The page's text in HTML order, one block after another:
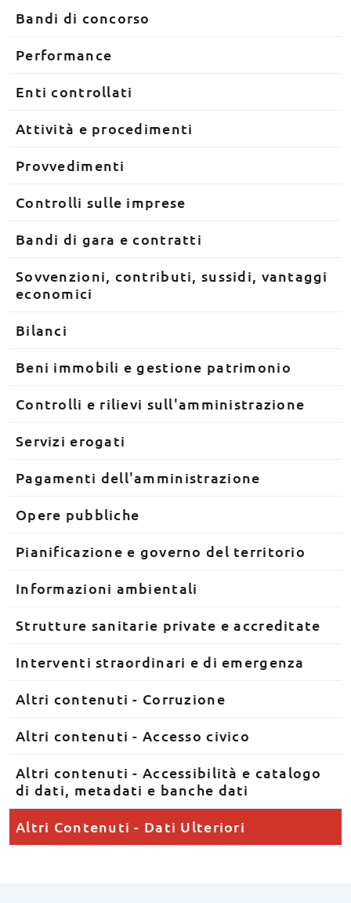
Bandi di concorso
Performance
Enti controllati
Attività e procedimenti
Provvedimenti
Controlli sulle imprese
Bandi di gara e contratti
Sovvenzioni, contributi, sussidi, vantaggi
economici
Bilanci
Beni immobili e gestione patrimonio
Controlli e rilievi sull'amministrazione
Servizi erogati
Pagamenti dell'amministrazione
Opere pubbliche
Pianificazione e governo del territorio
Informazioni ambientali
Strutture sanitarie private e accreditate
Interventi straordinari e di emergenza
Altri contenuti - Corruzione
Altri contenuti - Accesso civico
Altri contenuti - Accessibilità e catalogo
di dati, metadati e banche dati
Altri Contenuti - Dati Ulteriori